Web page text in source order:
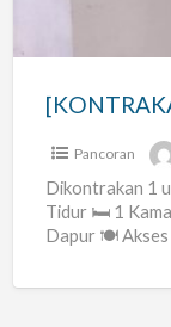
Pancoran
Dikontrakan 1
Tidur 🛏 1
Dapur 🍽 Akses